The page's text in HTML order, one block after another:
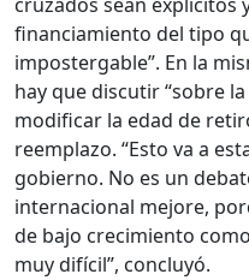
financiamiento del tipo
impostergable”. En la
hay que discutir “sobre
modificar la edad de
reemplazo. “Esto va a
gobierno. No es un
internacional mejore,
de bajo crecimiento
muy difícil”, concluyó.